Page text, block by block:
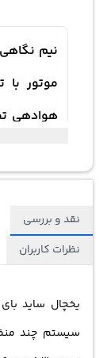
موتور با
نقد و بررسی
نظرات کاربران
سیستم چند